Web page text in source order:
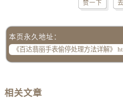
赞一下
本页永久地址：
相关文章